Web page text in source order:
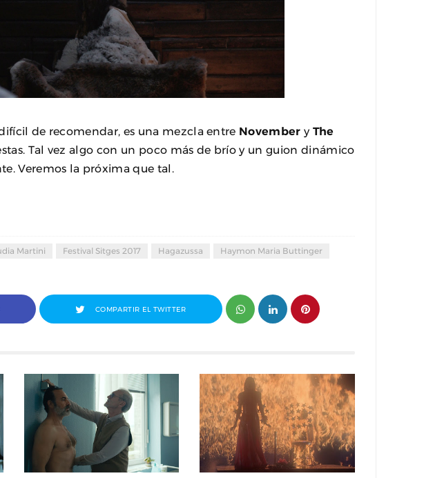
de recomendar, es una mezcla entre November y The
Tal vez algo con un poco más de brío y un guion dinámico
Veremos la próxima que tal.
Martini Festival Sitges 2017 Hagazussa
Haymon Maria Buttinger
COMPARTIR EL TWITTER